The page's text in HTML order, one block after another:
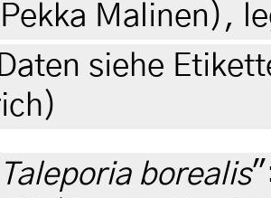
Malinen),
siehe
Taleporia borealis